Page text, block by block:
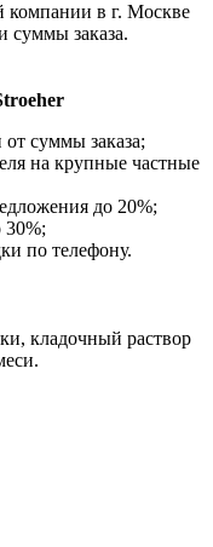
компании в г. Москве
суммы заказа.
суммы заказа;
на крупные частные
до 20%;
30%;
по телефону.
кладочный раствор